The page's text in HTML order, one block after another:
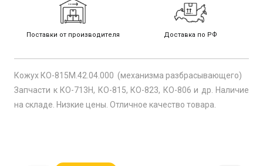
Поставки от производителя Доставка по РФ
Кожух КО-815М.42.04.000 (механизма разбрасывающего)
Запчасти к КО-713Н, КО-815, КО-823, КО-806 и др. Наличие
на складе. Низкие цены. Отличное качество товара.